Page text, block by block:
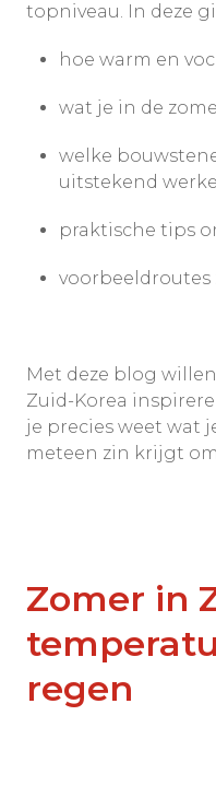
topniveau. In deze
hoe warm en
wat je in de
welke
uitstekend
praktische tips
Met deze blog
Zuid-Korea
je precies weet wat
meteen zin krijgt
Zomer in
regen